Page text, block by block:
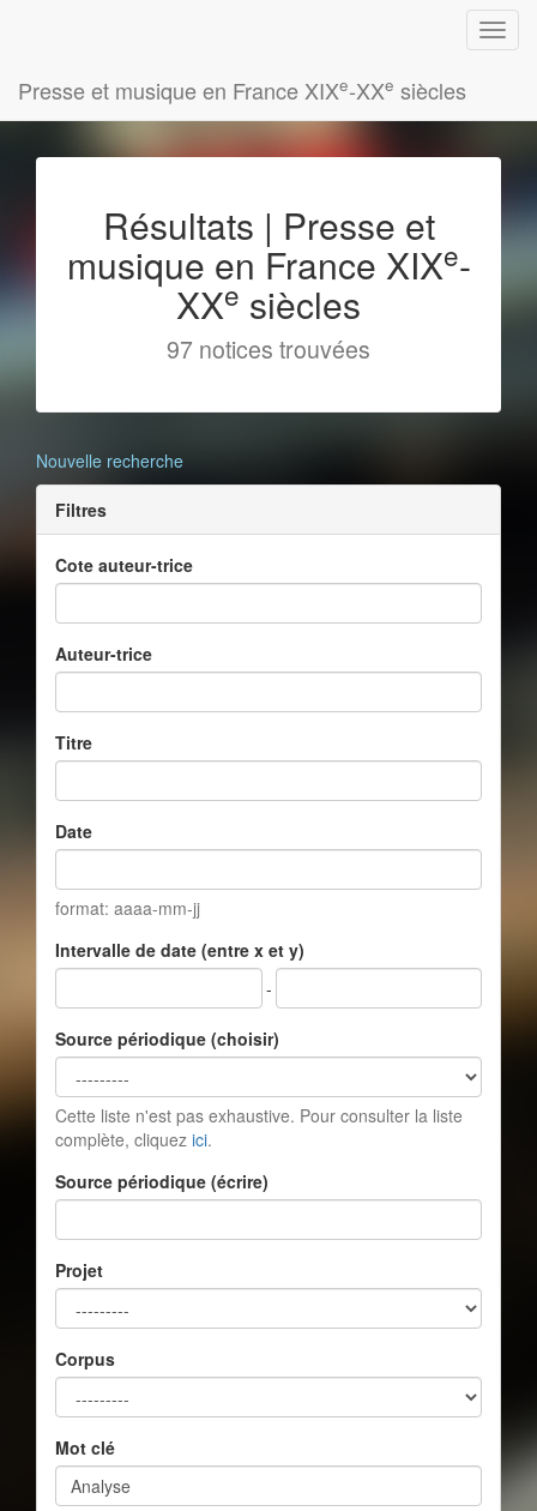
Presse et musique en France XIXe-XXe siècles
Résultats | Presse et
musique en France XIXe-
XXe siècles
97 notices trouvées
Nouvelle recherche
Filtres
Cote auteur-trice
Auteur-trice
Titre
Date
format: aaaa-mm-jj
Intervalle de date (entre x et y)
-
Source périodique (choisir)
Cette liste n'est pas exhaustive. Pour consulter la liste
complète, cliquez ici.
Source périodique (écrire)
Projet
Corpus
Mot clé